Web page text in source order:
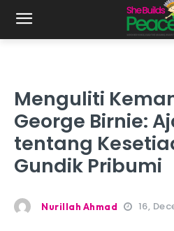
Menguliti
George Birnie:
tentang
Gundik Pribumi
Nurillah Ahmad 16,